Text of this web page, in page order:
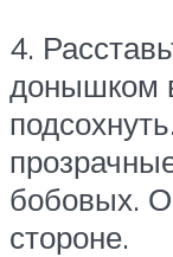
4.
донышком
бобовых.
стороне.